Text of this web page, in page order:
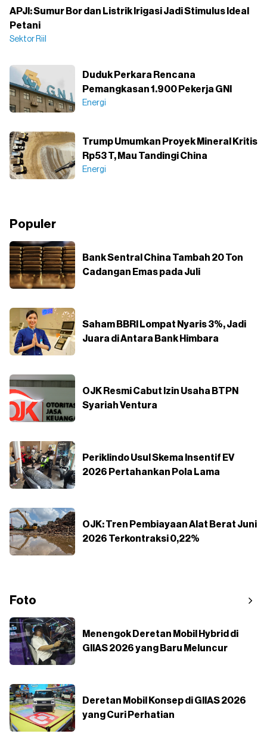
APJI: Sumur Bor dan Listrik Irigasi Jadi Stimulus Ideal
Petani
Sektor Riil
Duduk Perkara Rencana
Pemangkasan 1.900 Pekerja GNI
Energi
Trump Umumkan Proyek Mineral Kritis
Rp53 T, Mau Tandingi China
Energi
Populer
Bank Sentral China Tambah 20 Ton
Cadangan Emas pada Juli
Saham BBRI Lompat Nyaris 3%, Jadi
Juara di Antara Bank Himbara
OJK Resmi Cabut Izin Usaha BTPN
Syariah Ventura
Periklindo Usul Skema Insentif EV
2026 Pertahankan Pola Lama
OJK: Tren Pembiayaan Alat Berat Juni
2026 Terkontraksi 0,22%
Foto
Menengok Deretan Mobil Hybrid di
GIIAS 2026 yang Baru Meluncur
Deretan Mobil Konsep di GIIAS 2026
yang Curi Perhatian